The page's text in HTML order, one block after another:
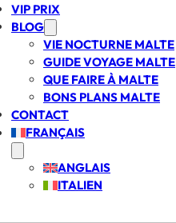
VIP PRIX
BLOG
VIE NOCTURNE MALTE
GUIDE VOYAGE MALTE
QUE FAIRE À MALTE
BONS PLANS MALTE
CONTACT
FRANÇAIS
ANGLAIS
ITALIEN